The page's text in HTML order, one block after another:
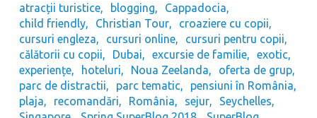
atracții turistice blogging
Cappadocia
child friendly
Christian Tour
croaziere cu copii
cursuri engleza
cursuri online
cursuri pentru copii
călătorii cu copii
Dubai excursie de familie
exotic
experiențe
hoteluri Noua Zeelanda
oferta de grup
parc de distractii
parc tematic
pensiuni în România
plaja
recomandări România sejur
Seychelles